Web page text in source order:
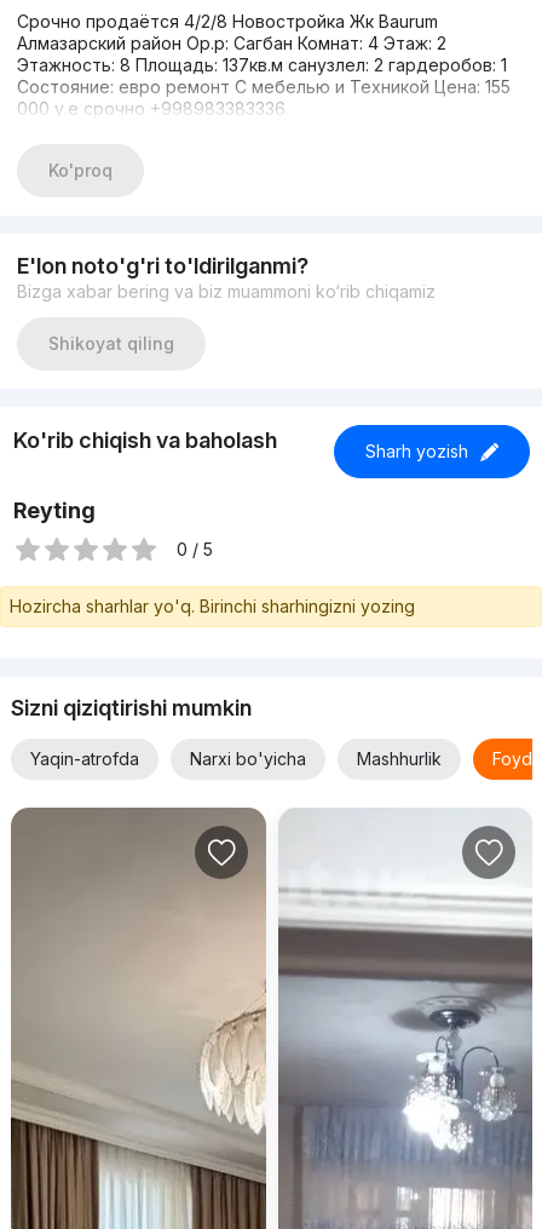
Срочно продаётся 4/2/8 Новостройка Жк Baurum
Алмазарский район Ор.р: Сагбан Комнат: 4 Этаж: 2
Этажность: 8 Площадь: 137кв.м санузлел: 2 гардеробов: 1
Состояние: евро ремонт С мебелью и Техникой Цена: 155
000 у.е срочно +998983383336
Ko'proq
E'lon noto'g'ri to'ldirilganmi?
Bizga xabar bering va biz muammoni ko‘rib chiqamiz
Shikoyat qiling
Ko'rib chiqish va baholash Sharh yozish
Reyting
0 / 5
Hozircha sharhlar yo'q. Birinchi sharhingizni yozing
Sizni qiziqtirishi mumkin
Yaqin-atrofda Narxi bo'yicha Mashhurlik